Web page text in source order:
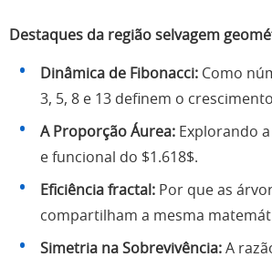
Destaques da região selvagem
Dinâmica de Fibonacci: Como
3, 5, 8 e 13 definem o
A Proporção Áurea: Explorando
e funcional do $1.618$.
Eficiência fractal: Por que as
compartilham a mesma
Simetria na Sobrevivência: A